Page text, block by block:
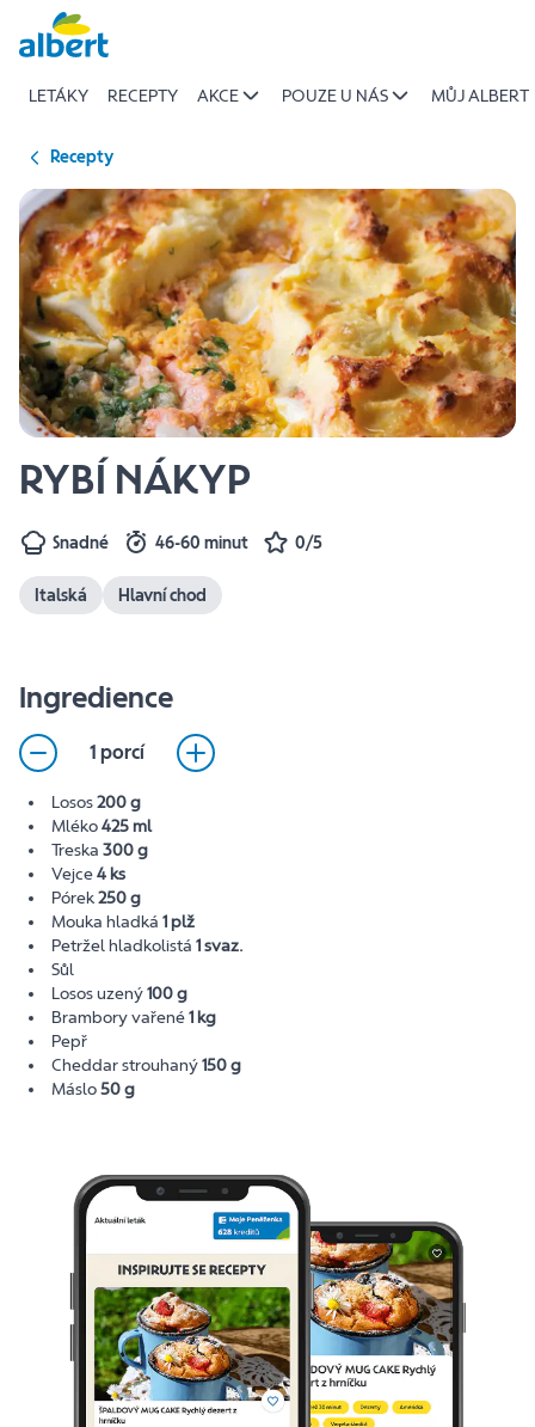
Přeskočit
LETÁKY RECEPTY AKCE POUZE U NÁS MŮJ ALBERT
Recepty
RYBÍ NÁKYP
Snadné 46-60 minut 0/5
Italská Hlavní chod
Ingredience
1 porcí
Losos200 g
Mléko425 ml
Treska 300 g
Vejce4 ks
Pórek250 g
Mouka hladká 1 plž
Petržel hladkolistá 1 svaz.
Sůl
Losos uzený100 g
Brambory vařené1 kg
Pepř
Cheddar strouhaný150 g
Máslo50 g